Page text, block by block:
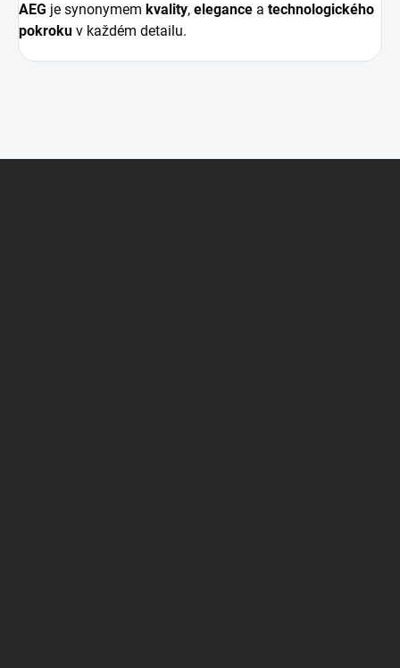
AEG je synonymem kvality, elegance a technologického
pokroku v každém detailu.